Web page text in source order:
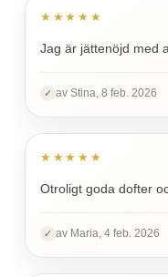
★★★★★
Jag är jättenöjd med
✓ av Stina, 8 feb. 2026
★★★★★
Otroligt goda dofter
✓ av Maria, 4 feb. 2026